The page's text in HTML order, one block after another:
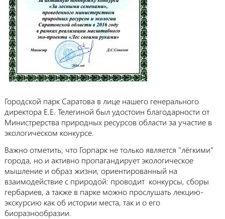
Городской парк Саратова в лице нашего генерального
директора Е.Е. Телегиной был удостоин благодарности от
Министрерства природных ресурсов области за участие в
экологическом конкурсе.
Важно отметить, что Горпарк не только является "лёгкими"
города, но и активно пропагандирует экологическое
мышление и образ жизни, ориентированный на
взаимодействие с природой: проводит конкурсы, сборы
гербариев, а также в парке можно прослушать лекцию-
экскурсию как об истории места, так и о его
биоразнообразии.